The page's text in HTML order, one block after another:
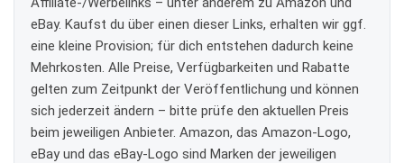
eBay. Kaufst du über einen dieser Links, erhalten wir ggf.
eine kleine Provision; für dich entstehen dadurch keine
Mehrkosten. Alle Preise, Verfügbarkeiten und Rabatte
gelten zum Zeitpunkt der Veröffentlichung und können
sich jederzeit ändern – bitte prüfe den aktuellen Preis
beim jeweiligen Anbieter. Amazon, das Amazon-Logo,
eBay und das eBay-Logo sind Marken der jeweiligen